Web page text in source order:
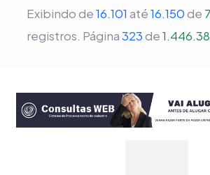
Exibindo de16.101 até16.150de
registros. Página323de